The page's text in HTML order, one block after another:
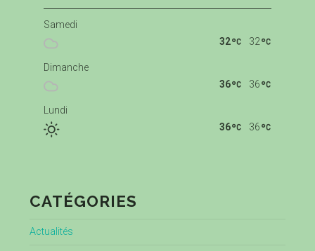
Samedi
32
32
Dimanche
36
36
Lundi
36
36
CATÉGORIES
Actualités